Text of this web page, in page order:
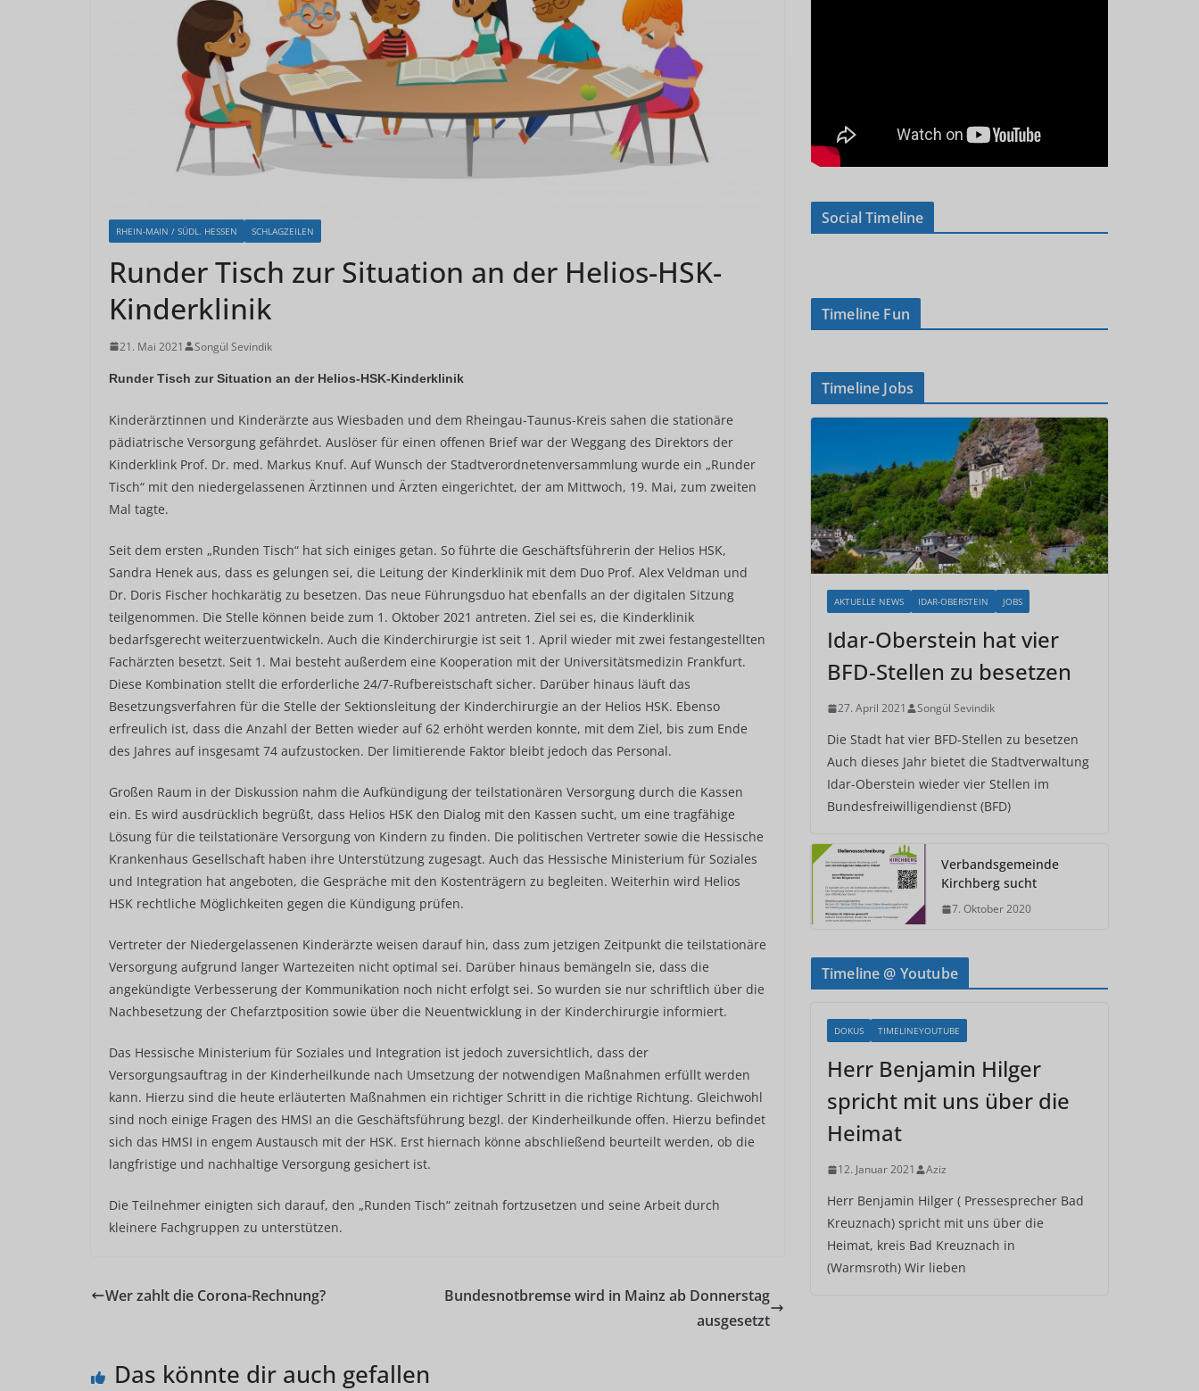
RHEIN-MAIN / SÜDL. HESSEN SCHLAGZEILEN
Runder Tisch zur Situation an der Helios-HSK-
Kinderklinik
21. Mai 2021 Songül Sevindik
Runder Tisch zur Situation an der Helios-HSK-Kinderklinik
Kinderärztinnen und Kinderärzte aus Wiesbaden und dem Rheingau-Taunus-Kreis sahen die stationäre
pädiatrische Versorgung gefährdet. Auslöser für einen offenen Brief war der Weggang des Direktors der
Kinderklink Prof. Dr. med. Markus Knuf. Auf Wunsch der Stadtverordnetenversammlung wurde ein „Runder
Tisch“ mit den niedergelassenen Ärztinnen und Ärzten eingerichtet, der am Mittwoch, 19. Mai, zum zweiten
Mal tagte.
Seit dem ersten „Runden Tisch“ hat sich einiges getan. So führte die Geschäftsführerin der Helios HSK,
Sandra Henek aus, dass es gelungen sei, die Leitung der Kinderklinik mit dem Duo Prof. Alex Veldman und
Dr. Doris Fischer hochkarätig zu besetzen. Das neue Führungsduo hat ebenfalls an der digitalen Sitzung
teilgenommen. Die Stelle können beide zum 1. Oktober 2021 antreten. Ziel sei es, die Kinderklinik
bedarfsgerecht weiterzuentwickeln. Auch die Kinderchirurgie ist seit 1. April wieder mit zwei festangestellten
Fachärzten besetzt. Seit 1. Mai besteht außerdem eine Kooperation mit der Universitätsmedizin Frankfurt.
Diese Kombination stellt die erforderliche 24/7-Rufbereistschaft sicher. Darüber hinaus läuft das
Besetzungsverfahren für die Stelle der Sektionsleitung der Kinderchirurgie an der Helios HSK. Ebenso
erfreulich ist, dass die Anzahl der Betten wieder auf 62 erhöht werden konnte, mit dem Ziel, bis zum Ende
des Jahres auf insgesamt 74 aufzustocken. Der limitierende Faktor bleibt jedoch das Personal.
Großen Raum in der Diskussion nahm die Aufkündigung der teilstationären Versorgung durch die Kassen
ein. Es wird ausdrücklich begrüßt, dass Helios HSK den Dialog mit den Kassen sucht, um eine tragfähige
Lösung für die teilstationäre Versorgung von Kindern zu finden. Die politischen Vertreter sowie die Hessische
Krankenhaus Gesellschaft haben ihre Unterstützung zugesagt. Auch das Hessische Ministerium für Soziales
und Integration hat angeboten, die Gespräche mit den Kostenträgern zu begleiten. Weiterhin wird Helios
HSK rechtliche Möglichkeiten gegen die Kündigung prüfen.
Vertreter der Niedergelassenen Kinderärzte weisen darauf hin, dass zum jetzigen Zeitpunkt die teilstationäre
Versorgung aufgrund langer Wartezeiten nicht optimal sei. Darüber hinaus bemängeln sie, dass die
angekündigte Verbesserung der Kommunikation noch nicht erfolgt sei. So wurden sie nur schriftlich über die
Nachbesetzung der Chefarztposition sowie über die Neuentwicklung in der Kinderchirurgie informiert.
Das Hessische Ministerium für Soziales und Integration ist jedoch zuversichtlich, dass der
Versorgungsauftrag in der Kinderheilkunde nach Umsetzung der notwendigen Maßnahmen erfüllt werden
kann. Hierzu sind die heute erläuterten Maßnahmen ein richtiger Schritt in die richtige Richtung. Gleichwohl
sind noch einige Fragen des HMSI an die Geschäftsführung bezgl. der Kinderheilkunde offen. Hierzu befindet
sich das HMSI in engem Austausch mit der HSK. Erst hiernach könne abschließend beurteilt werden, ob die
langfristige und nachhaltige Versorgung gesichert ist.
Die Teilnehmer einigten sich darauf, den „Runden Tisch“ zeitnah fortzusetzen und seine Arbeit durch
kleinere Fachgruppen zu unterstützen.
Wer zahlt die Corona-Rechnung?
Bundesnotbremse wird in Mainz ab Donnerstag
ausgesetzt
Das könnte dir auch gefallen
Social Timeline
Timeline Fun
Timeline Jobs
AKTUELLE NEWS IDAR-OBERSTEIN JOBS
Idar-Oberstein hat vier
BFD-Stellen zu besetzen
27. April 2021 Songül Sevindik
Die Stadt hat vier BFD-Stellen zu besetzen
Auch dieses Jahr bietet die Stadtverwaltung
Idar-Oberstein wieder vier Stellen im
Bundesfreiwilligendienst (BFD)
Verbandsgemeinde
Kirchberg sucht
7. Oktober 2020
Timeline @ Youtube
DOKUS TIMELINEYOUTUBE
Herr Benjamin Hilger
spricht mit uns über die
Heimat
12. Januar 2021 Aziz
Herr Benjamin Hilger ( Pressesprecher Bad
Kreuznach) spricht mit uns über die
Heimat, kreis Bad Kreuznach in
(Warmsroth) Wir lieben